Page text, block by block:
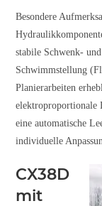
Besondere
stabile Schwenk-
Schwimmstellung
Planierarbeiten
elektroproportionale
eine automatische
individuelle
CX38D
mit